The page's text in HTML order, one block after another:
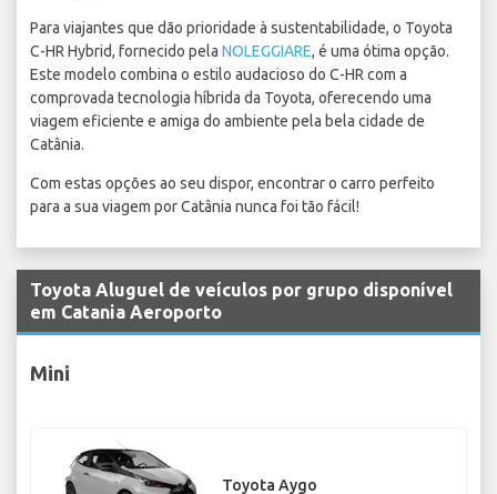
Para viajantes que dão prioridade à sustentabilidade, o Toyota
C-HR Hybrid, fornecido pela NOLEGGIARE, é uma ótima opção.
Este modelo combina o estilo audacioso do C-HR com a
comprovada tecnologia híbrida da Toyota, oferecendo uma
viagem eficiente e amiga do ambiente pela bela cidade de
Catânia.
Com estas opções ao seu dispor, encontrar o carro perfeito
para a sua viagem por Catânia nunca foi tão fácil!
Toyota Aluguel de veículos por grupo disponível
em Catania Aeroporto
Mini
Toyota Aygo